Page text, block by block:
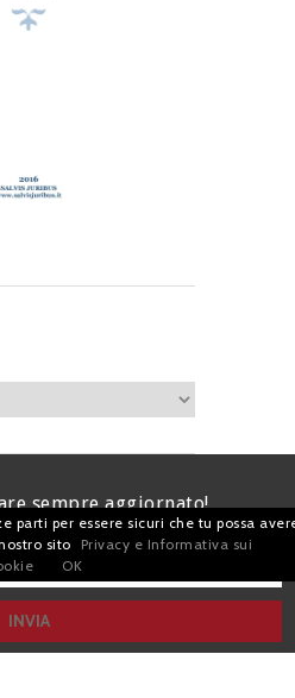
sempre aggiornato!
parti per essere sicuri che tu possa
sito
Privacy e Informativa sui
OK